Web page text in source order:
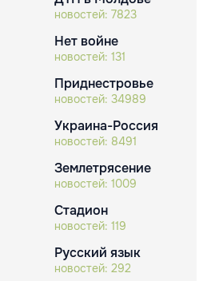
новостей: 7823
Нет войне
новостей: 131
Приднестровье
новостей: 34989
Украина-Россия
новостей: 8491
Землетрясение
новостей: 1009
Стадион
новостей: 119
Русский язык
новостей: 292